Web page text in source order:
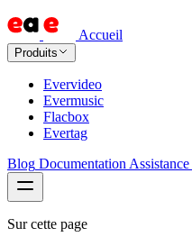
Accueil
Produits
Evervideo
Evermusic
Flacbox
Evertag
Blog Documentation Assistance
Sur cette page